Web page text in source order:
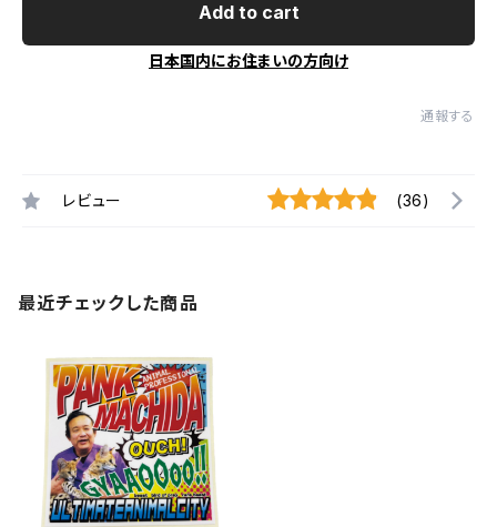
Add to cart
日本国内にお住まいの方向け
通報する
レビュー (36)
最近チェックした商品